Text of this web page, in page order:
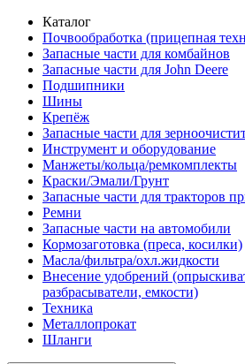
Каталог
Почвообработка (прицепная
Запасные части для комбайнов
Запасные части для John Deere
Подшипники
Шины
Крепёж
Запасные части для
Инструмент и оборудование
Манжеты/кольца/ремкомплекты
Краски/Эмали/Грунт
Запасные части для тракторов
Ремни
Запасные части на автомобили
Кормозаготовка (преса, косилки)
Масла/фильтра/охл.жидкости
Внесение удобрений
разбрасыватели, емкости)
Техника
Металлопрокат
Шланги